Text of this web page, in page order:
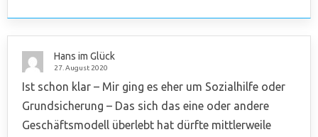
Hans im Glück
27. August 2020
Ist schon klar – Mir ging es eher um Sozialhilfe oder
Grundsicherung – Das sich das eine oder andere
Geschäftsmodell überlebt hat dürfte mittlerweile